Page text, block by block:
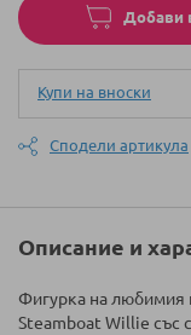
Добави
Купи на вноски
Сподели артикула
Описание и
Фигурка на любимия
Steamboat Willie със